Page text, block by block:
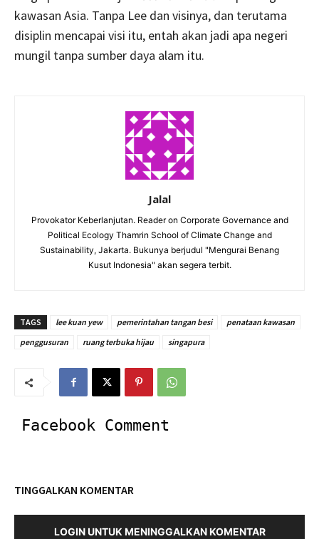
kawasan Asia. Tanpa Lee dan visinya, dan terutama
disiplin mencapai visi itu, entah akan jadi apa negeri
mungil tanpa sumber daya alam itu.
Jalal
Provokator Keberlanjutan. Reader on Corporate Governance and
Political Ecology Thamrin School of Climate Change and
Sustainability, Jakarta. Bukunya berjudul "Mengurai Benang
Kusut Indonesia" akan segera terbit.
TAGS lee kuan yew pemerintahan tangan besi
penataan kawasan
penggusuran
ruang terbuka hijau singapura
Facebook Comment
TINGGALKAN KOMENTAR
LOGIN UNTUK MENINGGALKAN KOMENTAR